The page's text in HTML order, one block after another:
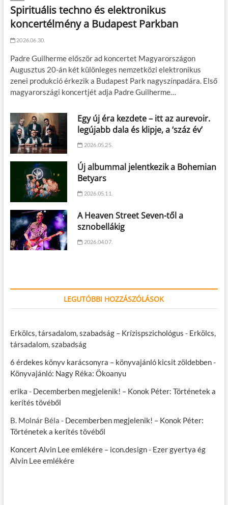
Spirituális techno és elektronikus
koncertélmény a Budapest Parkban
2026.06.30.
Padre Guilherme először ad koncertet Magyarországon
Augusztus 20-án két különleges nemzetközi elektronikus
zenei produkció érkezik a Budapest Park nagyszínpadára. Első
magyarországi koncertjét adja Padre Guilherme…
Egy új éra kezdete – itt az aurevoir.
legújabb dala és klipje, a ‘száz év’
2026.05.25.
Új albummal jelentkezik a Bohemian
Betyars
2026.05.11.
A Heaven Street Seven-től a
sznobellákig
2026.04.07.
LEGUTÓBBI HOZZÁSZÓLÁSOK
Erkölcs, társadalom, szabadság – Krízispszichológus - Erkölcs,
társadalom, szabadság
6 érdekes könyv karácsonyra – könyvajánló kicsit zöldebben-
Könyvajánló: Nagy Réka: Ökoanyu
erika - Decemberben megjelenik! – Konok Péter: Történetek a
kerítés tövéből
B. Molnár Béla - Decemberben megjelenik! – Konok Péter:
Történetek a kerítés tövéből
Koncert Alvin Lee emlékére – icon.design- Ezer gyertya ég
Alvin Lee emlékére